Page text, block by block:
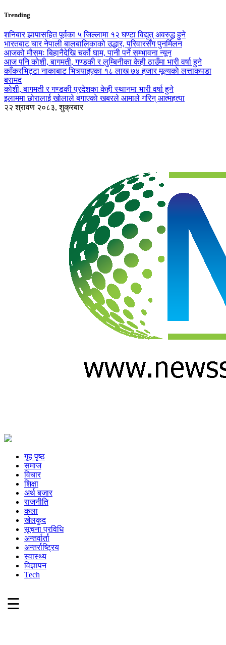
Trending
शनिबार झापासहित पूर्वका ५ जिल्लामा १२ घण्टा विद्युत् अवरुद्ध हुने
भारतबाट चार नेपाली बालबालिकाको उद्धार, परिवारसँग पुनर्मिलन
आजको मौसमः बिहानैदेखि चर्को घाम, पानी पर्ने सम्भावना न्यून
आज पनि कोशी, बागमती, गण्डकी र लुम्बिनीका केही ठाउँमा भारी वर्षा हुने
काँकरभिट्टा नाकाबाट भित्र्याइएका १८ लाख ७४ हजार मूल्यकाे लत्ताकपडा
बरामद
कोशी, बागमती र गण्डकी प्रदेशका केही स्थानमा भारी वर्षा हुने
इलाममा छोरालाई खोलाले बगाएकाे खबरले आमाले गरिन् आत्महत्या
२२ श्रावण २०८३, शुक्रबार
गृह पृष्ठ
समाज
विचार
शिक्षा
अर्थ बजार
राजनीति
कला
खेलकुद
सूचना प्रविधि
अन्तर्वार्ता
अन्तर्राष्ट्रिय
स्वास्थ्य
विज्ञापन
Tech
☰